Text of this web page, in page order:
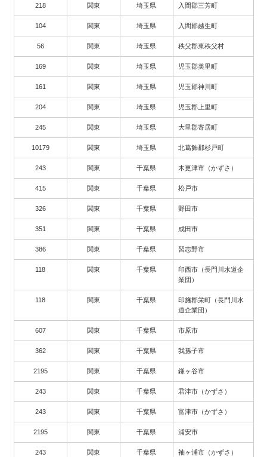
218 関東 埼玉県 入間郡三芳町
104 関東 埼玉県 入間郡越生町
56 関東 埼玉県 秩父郡東秩父村
169 関東 埼玉県 児玉郡美里町
161 関東 埼玉県 児玉郡神川町
204 関東 埼玉県 児玉郡上里町
245 関東 埼玉県 大里郡寄居町
10179 関東 埼玉県 北葛飾郡杉戸町
243 関東 千葉県 木更津市（かずさ）
415 関東 千葉県 松戸市
326 関東 千葉県 野田市
351 関東 千葉県 成田市
386 関東 千葉県 習志野市
118 関東 千葉県
印西市（長門川水道企
業団）
118 関東 千葉県
印旛郡栄町（長門川水
道企業団）
607 関東 千葉県 市原市
362 関東 千葉県 我孫子市
2195 関東 千葉県 鎌ヶ谷市
243 関東 千葉県 君津市（かずさ）
243 関東 千葉県 富津市（かずさ）
2195 関東 千葉県 浦安市
243 関東 千葉県 袖ヶ浦市（かずさ）